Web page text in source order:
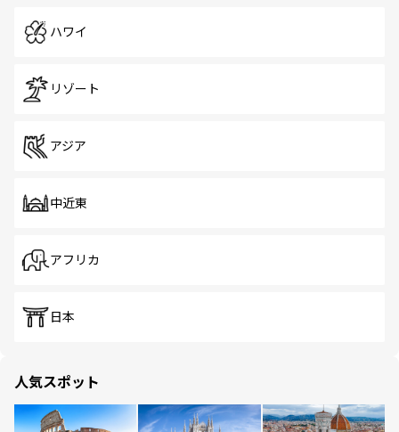
ハワイ
リゾート
アジア
中近東
アフリカ
日本
人気スポット